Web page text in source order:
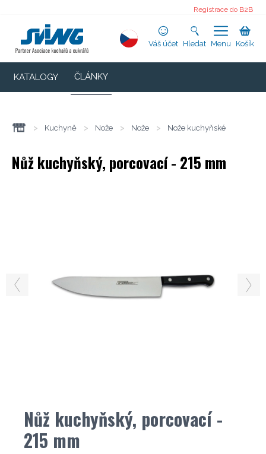
Registrace do B2B
Váš účet Hledat Menu Košík
KATALOGY ČLÁNKY
> Kuchyně > Nože > Nože > Nože kuchyňské
Nůž kuchyňský, porcovací - 215 mm
Nůž kuchyňský, porcovací -
215 mm